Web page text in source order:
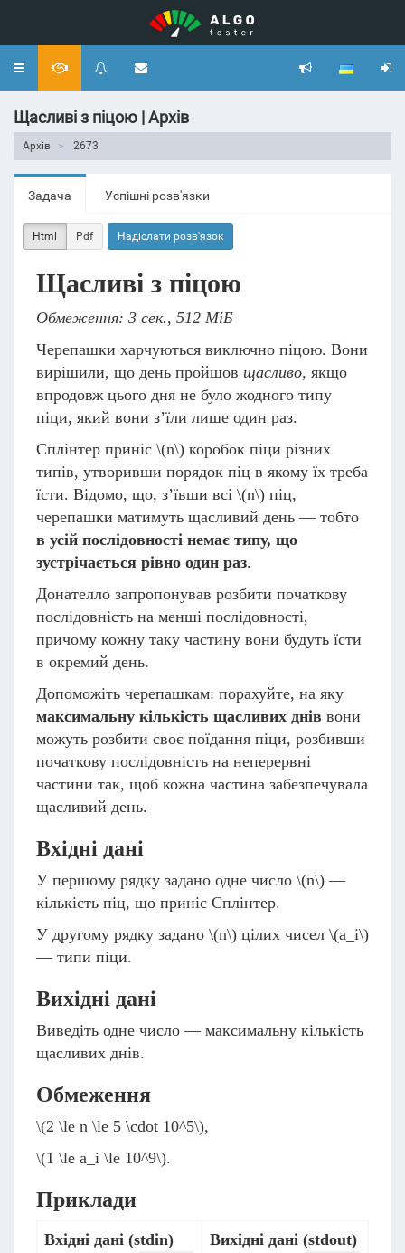
Toggle
Щасливі з піцою | Архів
Архів 2673
Задача Успішні розв'язки
Html Pdf Надіслати розв'язок
Щасливі з піцою
Обмеження: 3 сек., 512 МіБ
Черепашки харчуються виключно піцою. Вони
вирішили, що день пройшов щасливо, якщо
впродовж цього дня не було жодного типу
піци, який вони з’їли лише один раз.
Сплінтер приніс \(n\) коробок піци різних
типів, утворивши порядок піц в якому їх треба
їсти. Відомо, що, з’ївши всі \(n\) піц,
черепашки матимуть щасливий день — тобто
в усій послідовності немає типу, що
зустрічається рівно один раз.
Донателло запропонував розбити початкову
послідовність на менші послідовності,
причому кожну таку частину вони будуть їсти
в окремий день.
Допоможіть черепашкам: порахуйте, на яку
максимальну кількість щасливих днів вони
можуть розбити своє поїдання піци, розбивши
початкову послідовність на неперервні
частини так, щоб кожна частина забезпечувала
щасливий день.
Вхідні дані
У першому рядку задано одне число \(n\) —
кількість піц, що приніс Сплінтер.
У другому рядку задано \(n\) цілих чисел \(a_i\)
— типи піци.
Вихідні дані
Виведіть одне число — максимальну кількість
щасливих днів.
Обмеження
\(2 \le n \le 5 \cdot 10^5\),
\(1 \le a_i \le 10^9\).
Приклади
Вхідні дані (stdin) Вихідні дані (stdout)